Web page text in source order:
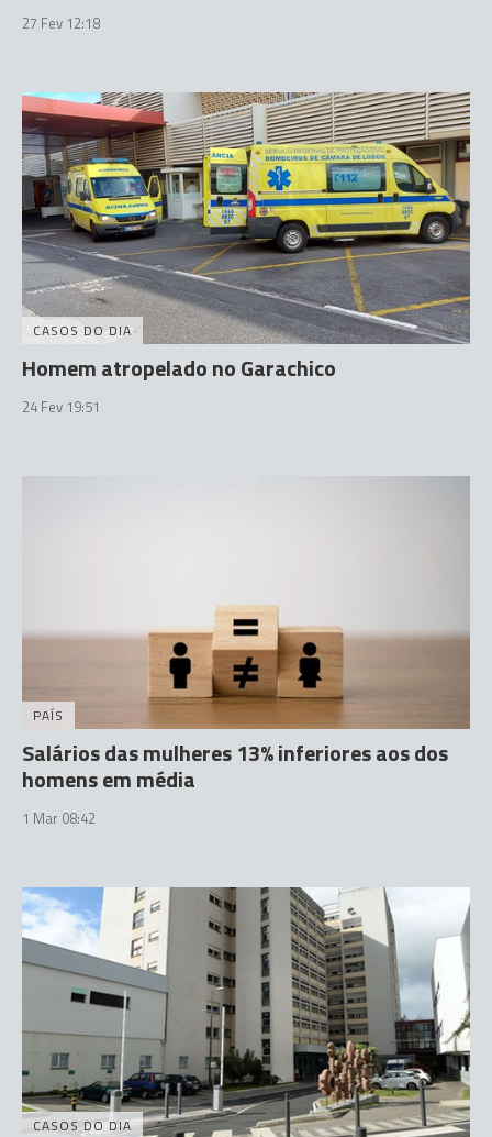
27 Fev 12:18
CASOS DO DIA
Homem atropelado no Garachico
24 Fev 19:51
PAÍS
Salários das mulheres 13% inferiores aos dos
homens em média
1 Mar 08:42
CASOS DO DIA